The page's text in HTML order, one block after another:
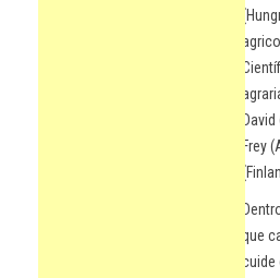
Frey
que